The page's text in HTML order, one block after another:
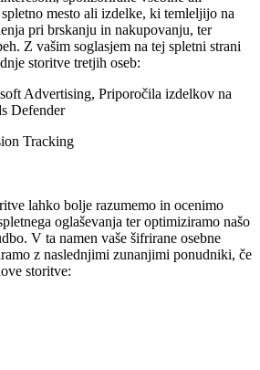
mesto ali izdelke, ki temleljijo na
pri brskanju in nakupovanju, ter
Z vašim soglasjem na tej spletni strani
storitve tretjih oseb:
Advertising, Priporočila izdelkov na
Defender
Tracking
lahko bolje razumemo in ocenimo
oglaševanja ter optimiziramo našo
V ta namen vaše šifrirane osebne
z naslednjimi zunanjimi ponudniki, če
storitve: